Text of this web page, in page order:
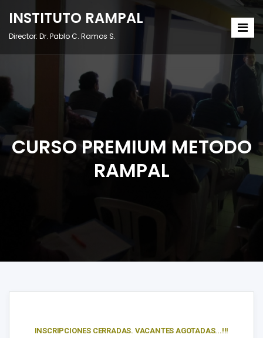
INSTITUTO RAMPAL
Director: Dr. Pablo C. Ramos S.
CURSO PREMIUM METODO
RAMPAL
INSCRIPCIONES CERRADAS. VACANTES AGOTADAS...!!!